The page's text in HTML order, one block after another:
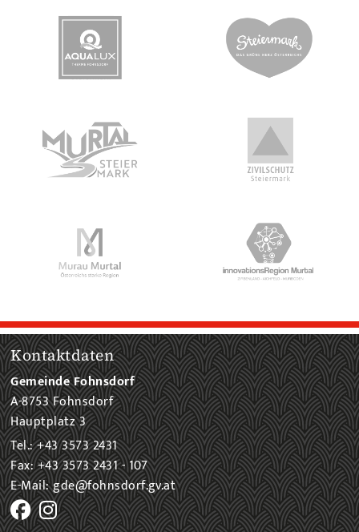
Kontaktdaten
Gemeinde Fohnsdorf
A-8753 Fohnsdorf
Hauptplatz 3
Tel.: +43 3573 2431
Fax: +43 3573 2431 - 107
E-Mail: gde@fohnsdorf.gv.at